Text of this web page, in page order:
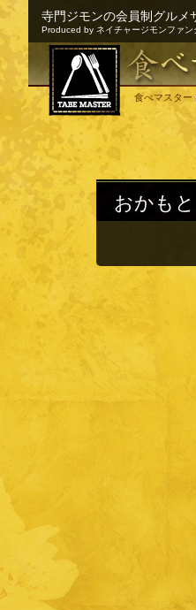
寺門ジモンの会員制グルメ
Produced by ネイチャージモンファン
食べマスター
おかもと